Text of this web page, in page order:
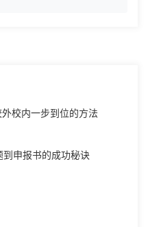
外校内一步到位的方法
申报书的成功秘诀